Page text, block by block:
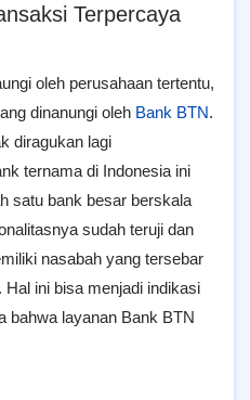
Terpercaya
oleh perusahaan tertentu,
dinanungi oleh Bank BTN.
diragukan lagi
ternama di Indonesia ini
satu bank besar berskala
sudah teruji dan
nasabah yang tersebar
ini bisa menjadi indikasi
bahwa layanan Bank BTN